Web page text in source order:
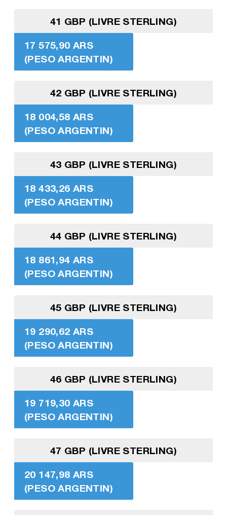
41 GBP (LIVRE STERLING)
17 575,90 ARS
(PESO ARGENTIN)
42 GBP (LIVRE STERLING)
18 004,58 ARS
(PESO ARGENTIN)
43 GBP (LIVRE STERLING)
18 433,26 ARS
(PESO ARGENTIN)
44 GBP (LIVRE STERLING)
18 861,94 ARS
(PESO ARGENTIN)
45 GBP (LIVRE STERLING)
19 290,62 ARS
(PESO ARGENTIN)
46 GBP (LIVRE STERLING)
19 719,30 ARS
(PESO ARGENTIN)
47 GBP (LIVRE STERLING)
20 147,98 ARS
(PESO ARGENTIN)